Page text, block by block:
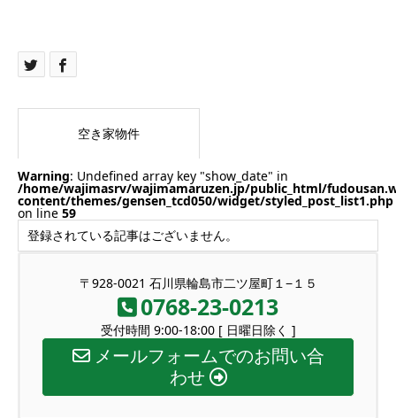
空き家物件
Warning: Undefined array key "show_date" in
/home/wajimasrv/wajimamaruzen.jp/public_html/
content/themes/gensen_tcd050/widget/styled_post_list1.php
on line 59
登録されている記事はございません。
〒928-0021 石川県輪島市二ツ屋町１−１５
0768-23-0213
受付時間 9:00-18:00 [ 日曜日除く ]
メールフォームでのお問い合
わせ